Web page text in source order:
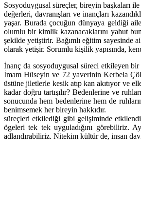
Sosyoduygusal süreçler, bireyin başkaları
değerleri, davranışları ve inançları
yaşar. Burada çocuğun dünyaya geldiği
olumlu bir kimlik kazanacaklarını yahut
şekilde yetiştirir. Bağımlı eğitim sayesinde
olarak yetişir. Sorumlu kişilik yapısında,
İnanç da sosyoduygusal süreci etkileyen
İmam Hüseyin ve 72 yaverinin Kerbela
üstüne jiletlerle kesik atıp kan akıtıyor ve
kadar doğru tartışılır? Bedenlerine ve
sonucunda hem bedenlerine hem de
süreçleri etkilediği gibi gelişiminde
ögeleri tek tek uyguladığını görebiliriz.
adlandırabiliriz. Nitekim kültür de, insan